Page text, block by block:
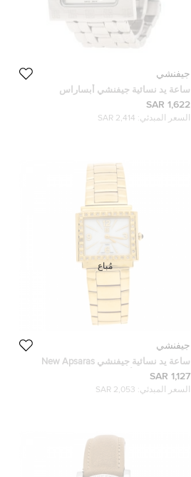
جيفنشي
ساعة يد نسائية جيفنشي أبساراس
1558962 مربعة بيضاء فضية 31 مم
1,622 SAR
السعر المبدئي: 2,414 SAR
جيفنشي
ساعة يد نسائية جيفنشي New Apsaras
مطلي ذهب صدف 29 مم
1,127 SAR
السعر المبدئي: 2,053 SAR
مُباع